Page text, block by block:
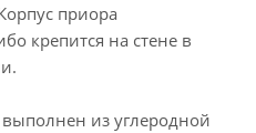
приора
крепится на стене в
из углеродной